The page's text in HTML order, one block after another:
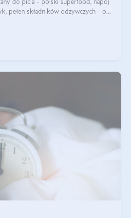
do picia - polski superfood, napój
pełen składników odżywczych - o